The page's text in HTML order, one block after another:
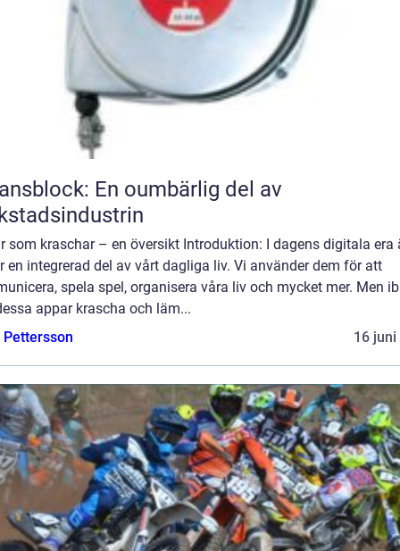
En oumbärlig del av
som kraschar – en översikt Introduktion: I dagens digitala era
en integrerad del av vårt dagliga liv. Vi använder dem för att
spela spel, organisera våra liv och mycket mer. Men
appar krascha och läm...
16 juni